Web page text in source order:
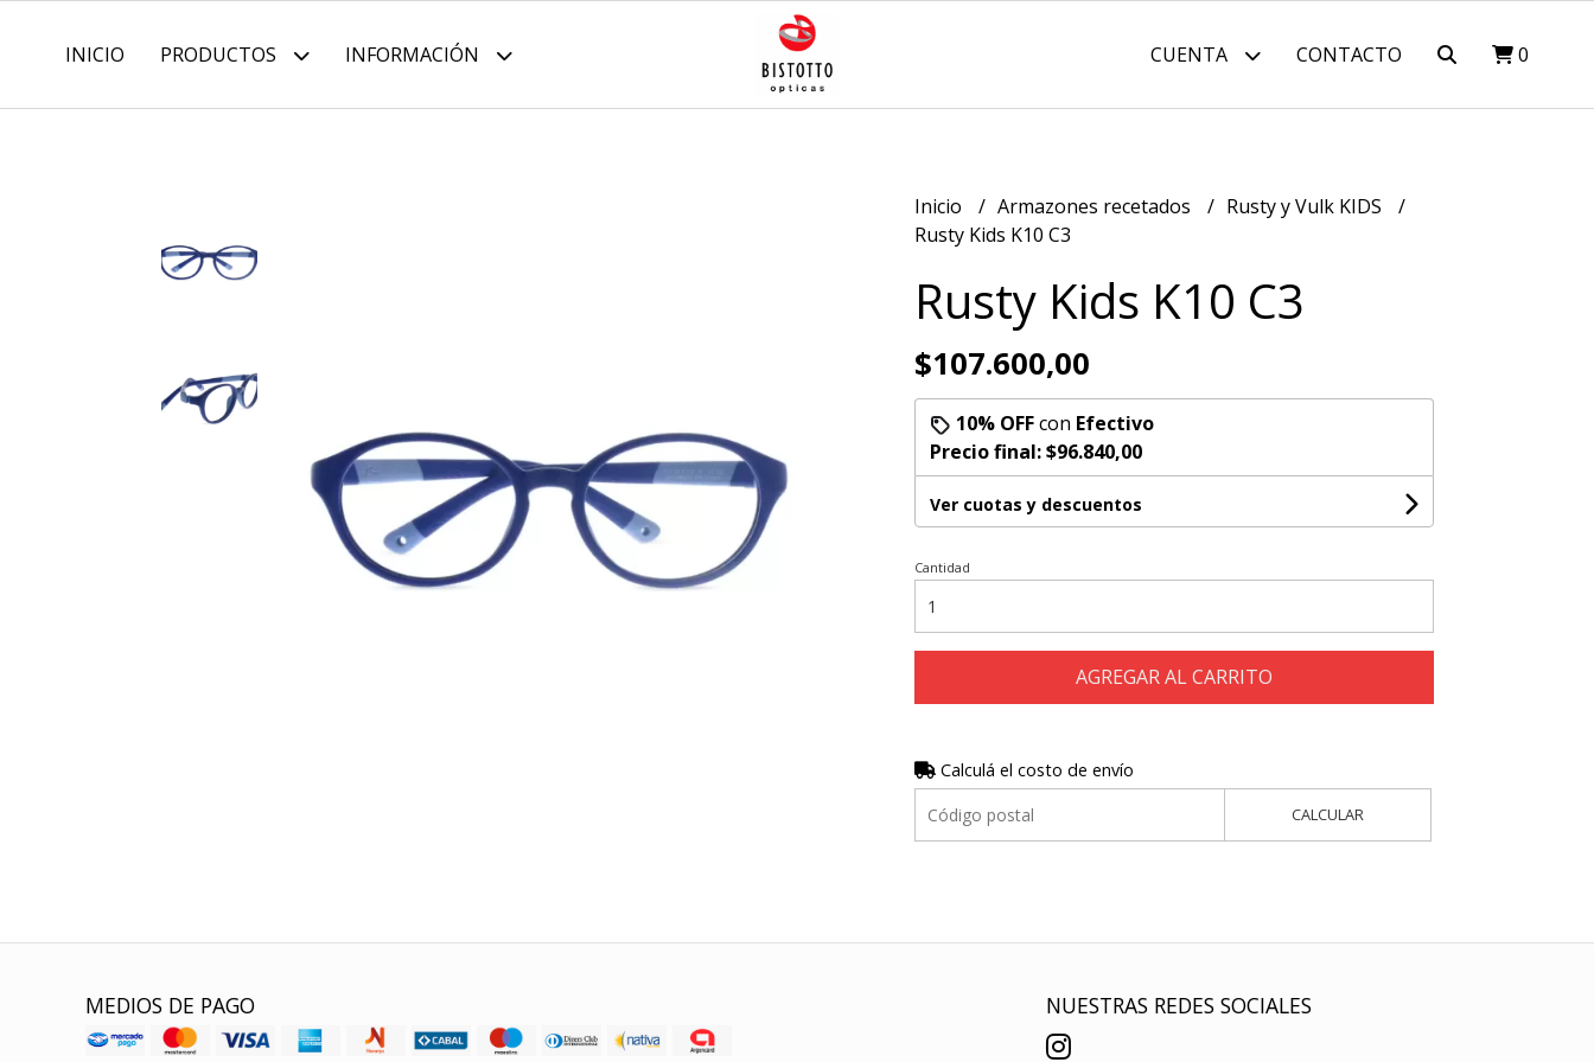
INICIO PRODUCTOS INFORMACIÓN CUENTA CONTACTO 0
Inicio Armazones recetados
Rusty y Vulk KIDS
Rusty Kids K10 C3
Rusty Kids K10 C3
$107.600,00
10% OFFcon Efectivo
Precio final:$96.840,00
Ver cuotas y descuentos
Cantidad
AGREGAR AL CARRITO
Calculá el costo de envío
CALCULAR
MEDIOS DE PAGO NUESTRAS REDES SOCIALES